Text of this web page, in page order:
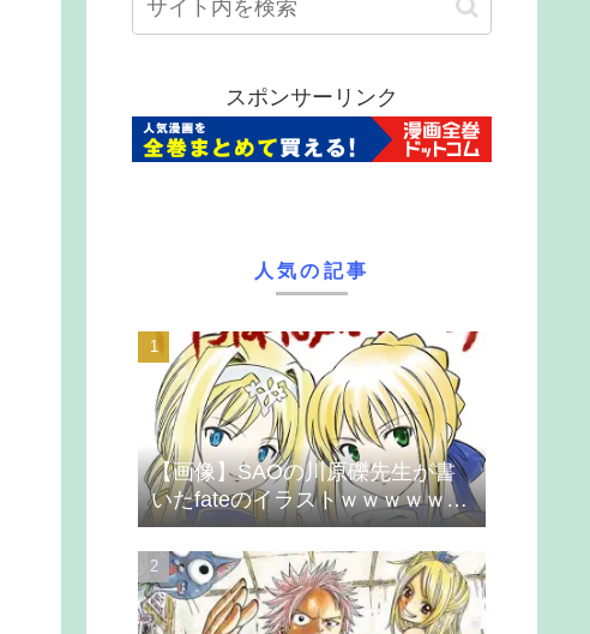
スポンサーリンク
人気の記事
【画像】SAOの川原礫先生が書
いたfateのイラストｗｗｗｗｗｗ
ｗｗｗ